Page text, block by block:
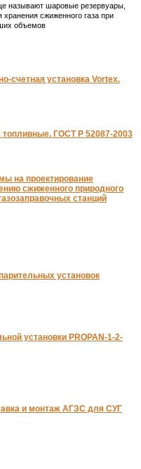
называют шаровые резервуары,
сжиженного газа при
объемов
счетная установка Vortex.
ГОСТ Р 52087-2003
на проектирование
сжиженного природного
станций
установок
установки PROPAN-1-2-
и монтаж АГЗС для СУГ